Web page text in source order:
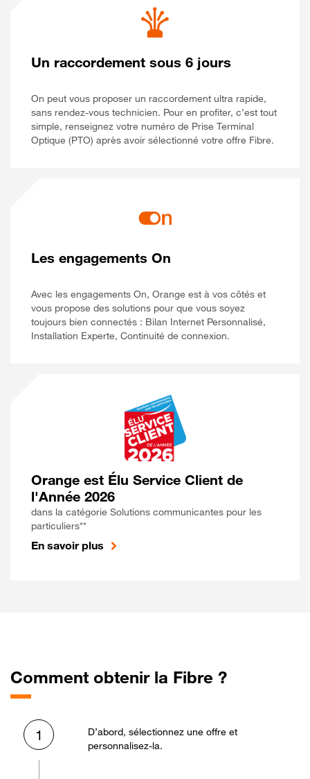
Un raccordement sous 6 jours
On peut vous proposer un raccordement ultra rapide,
sans rendez-vous technicien. Pour en profiter, c’est tout
simple, renseignez votre numéro de Prise Terminal
Optique (PTO) après avoir sélectionné votre offre Fibre.
Les engagements On
Avec les engagements On, Orange est à vos côtés et
vous propose des solutions pour que vous soyez
toujours bien connectés : Bilan Internet Personnalisé,
Installation Experte, Continuité de connexion.
Orange est Élu Service Client de
l'Année 2026
dans la catégorie Solutions communicantes pour les
particuliers**
En savoir plus
Comment obtenir la Fibre ?
1
D’abord, sélectionnez une offre et
personnalisez-la.